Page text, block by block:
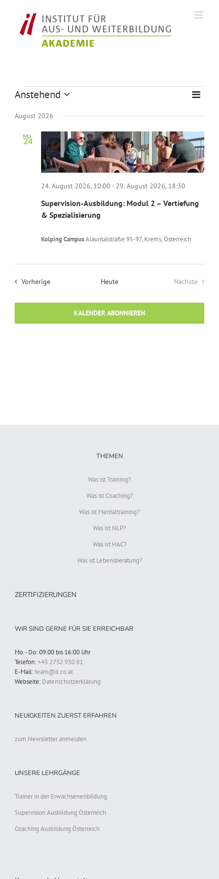
Veranstaltungen Liste
Anstehend
wählen.
August 2026
Mo.
24
Supervision-Ausbildung: Modul 2 – Vertiefung
& Spezialisierung
24. August 2026, 10:00 - 29. August 2026, 18:30
Kolping CampusAlauntalstraße 95-97, Krems, Österreich
VorherigeVeranstaltungen Heute
Nächste
KALENDER ABONNIEREN
THEMEN
Was ist Training?
Was ist Coaching?
Was ist Mentaltraining?
Was ist NLP?
Was ist HAC?
Was ist Lebensberatung?
ZERTIFIZIERUNGEN
WIR SIND GERNE FÜR SIE ERREICHBAR
Mo. - Do: 09:00 bis 16:00 Uhr
Telefon:+43 2732 930 81
E-Mail:team@il.co.at
Webseite: Datenschutzerklärung
NEUIGKEITEN ZUERST ERFAHREN
zum Newsletter anmelden
UNSERE LEHRGÄNGE
Trainer in der Erwachsenenbildung
Supervision Ausbildung Österreich
Coaching Ausbildung Österreich